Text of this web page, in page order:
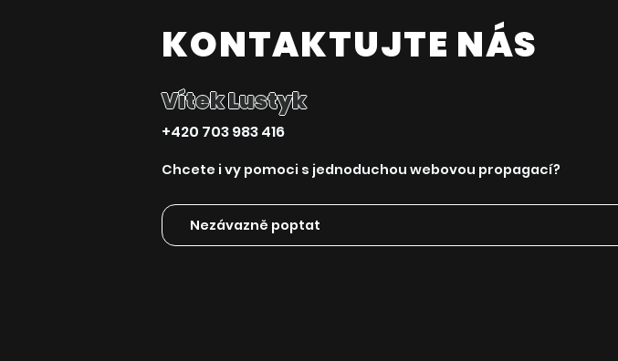
KONTAKTUJTE NÁS
Vítek Lustyk
+420 703 983 416
Chcete i vy pomoci s jednoduchou webovou propagací?
Nezávazně poptat